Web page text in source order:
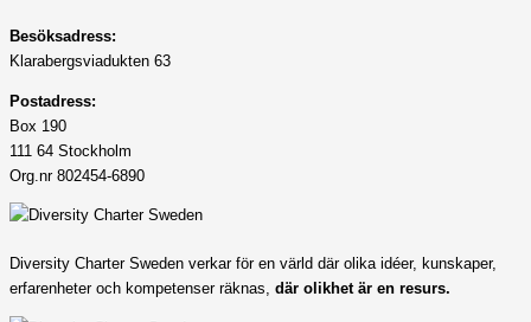
Besöksadress:
Klarabergsviadukten 63
Postadress:
Box 190
111 64 Stockholm
Org.nr 802454-6890
Diversity Charter Sweden verkar för en värld där olika idéer, kunskaper,
erfarenheter och kompetenser räknas, där olikhet är en resurs.